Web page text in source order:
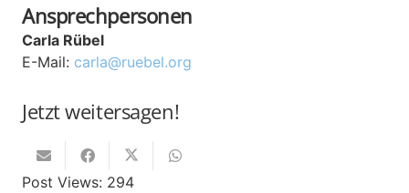
Ansprechpersonen
Carla Rübel
E-Mail: carla@ruebel.org
Jetzt weitersagen!
Post Views: 294